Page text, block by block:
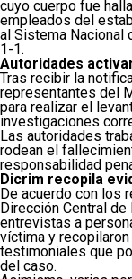
cuyo cuerpo fue
empleados del
al Sistema Nacional
1-1.
Autoridades
Tras recibir la
representantes del
para realizar el
investigaciones
Las autoridades
rodean el
responsabilidad
Dicrim recopila
De acuerdo con los
Dirección Central
entrevistas a
víctima y
testimoniales que
del caso.